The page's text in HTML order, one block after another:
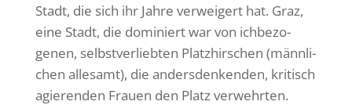
Stadt, die sich ihr Jahre verwei­gert hat. Graz,
eine Stadt, die domi­niert war von ichbe­zo­
genen, selbst­ver­liebten Platz­hir­schen (männ­li­
chen alle­samt), die anders­den­kenden, kritisch
agie­renden Frauen den Platz verwehrten.